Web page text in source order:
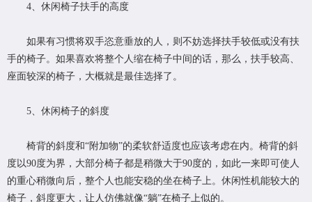
4、休闲椅子扶手的高度
如果有习惯将双手恣意垂放的人，则不妨选择扶手较低或没有扶
手的椅子。如果喜欢将整个人缩在椅子中间的话，那么，扶手较高、
座面较深的椅子，大概就是最佳选择了。
5、休闲椅子的斜度
椅背的斜度和“附加物”的柔软舒适度也应该考虑在内。椅背的斜
度以90度为界，大部分椅子都是稍微大于90度的，如此一来即可使人
的重心稍微向后，整个人也能安稳的坐在椅子上。休闲性机能较大的
椅子，斜度更大，让人仿佛就像“躺”在椅子上似的。